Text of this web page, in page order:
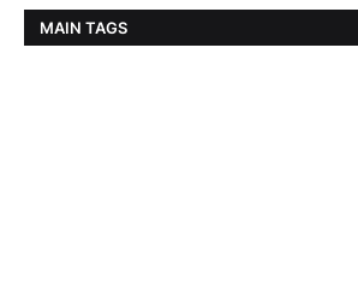
MAIN TAGS